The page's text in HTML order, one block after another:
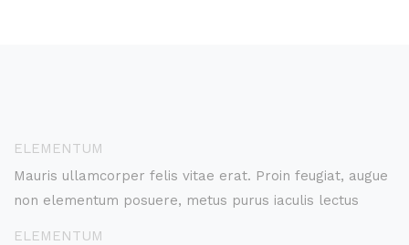
ELEMENTUM
Mauris ullamcorper felis vitae erat. Proin feugiat, augue
non elementum posuere, metus purus iaculis lectus
ELEMENTUM